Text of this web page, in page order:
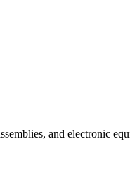
and electronic